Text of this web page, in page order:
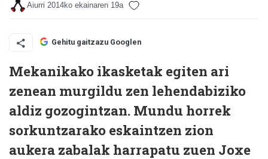
Aiurri 2014ko ekainaren 19a
Gehitu gaitzazu Googlen
Mekanikako ikasketak egiten ari
zenean murgildu zen lehendabiziko
aldiz gozogintzan. Mundu horrek
sorkuntzarako eskaintzen zion
aukera zabalak harrapatu zuen Joxe